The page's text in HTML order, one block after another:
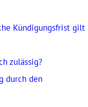
Kündigungsfrist gilt
zulässig?
durch den